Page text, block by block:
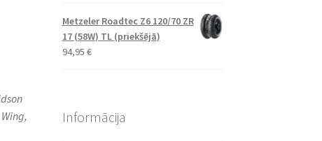
Metzeler Roadtec Z6 120/70 ZR
17 (58W) TL (priekšējā)
94,95 €
Informācija